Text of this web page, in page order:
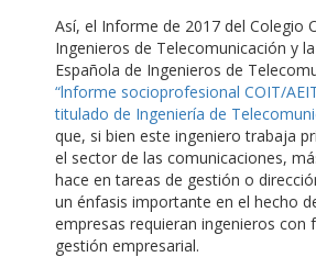
Así, el Informe de 2017 del Colegio
Ingenieros de Telecomunicación y
Española de Ingenieros de
“lnforme socioprofesional COIT/
titulado de Ingeniería de
que, si bien este ingeniero trabaja
el sector de las comunicaciones,
hace en tareas de gestión o
un énfasis importante en el hecho
empresas requieran ingenieros con
gestión empresarial.